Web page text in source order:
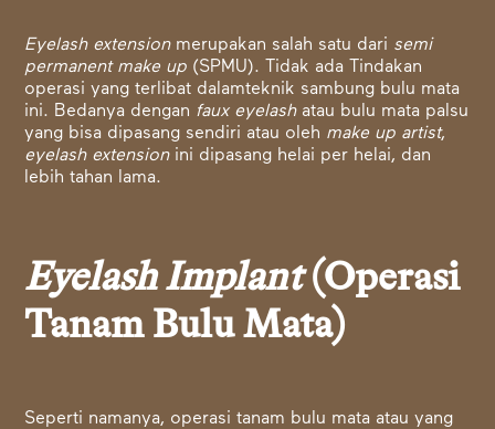
Eyelash extensionmerupakan salah satu dari semi
permanent make up (SPMU). Tidak ada Tindakan
operasi yang terlibat dalamteknik sambung bulu mata
ini. Bedanya dengan faux eyelashatau bulu mata palsu
yang bisa dipasang sendiri atau oleh make up artist,
eyelash extensionini dipasang helai per helai, dan
lebih tahan lama.
Eyelash Implant(Operasi
Tanam Bulu Mata)
Seperti namanya, operasi tanam bulu mata atau yang